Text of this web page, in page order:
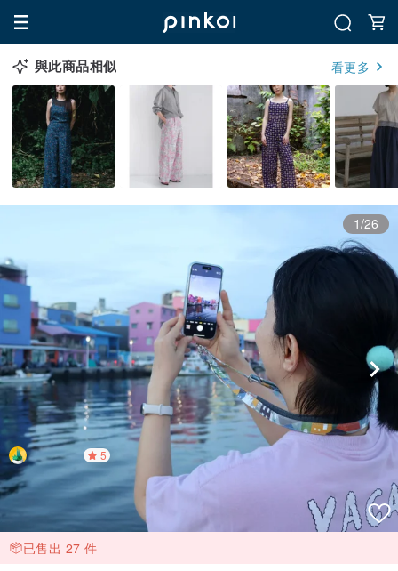
與此商品相似 看更多
1/26
5
已售出 27 件